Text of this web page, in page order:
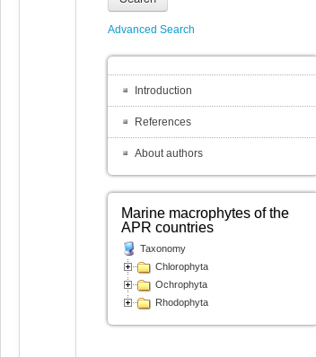
Advanced Search
Introduction
References
About authors
Marine macrophytes of the
APR countries
Taxonomy
Chlorophyta
Ochrophyta
Rhodophyta